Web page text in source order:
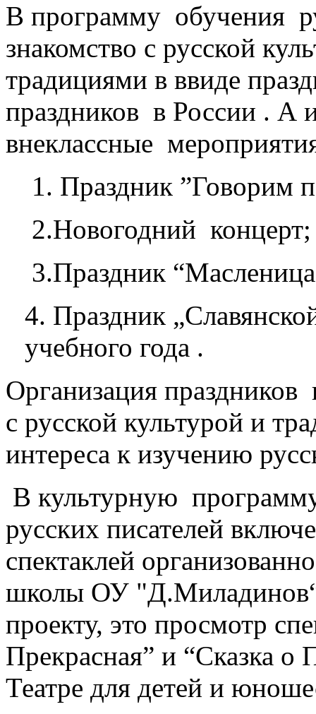
В программу обучения
знакомство с русской
традициями в ввиде
праздников в России . А
внеклассные
1. Праздник ”Говорим
2.Новогодний концерт;
3.Праздник
4. Праздник
учебного года .
Организация праздников
с русской культурой и
интереса к изучению
В культурную
русских писателей
спектаклей
школы ОУ
проекту, это просмотр
Прекрасная” и “Сказка о
Театре для детей и